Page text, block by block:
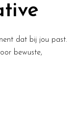
dat bij jou past.
bewuste,